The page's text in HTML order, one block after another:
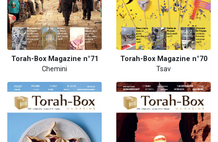
Torah-Box Magazine n°71
Chemini
Torah-Box Magazine n°70
Tsav